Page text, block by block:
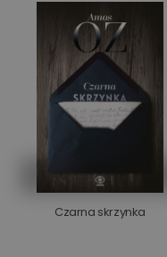
Czarna skrzynka